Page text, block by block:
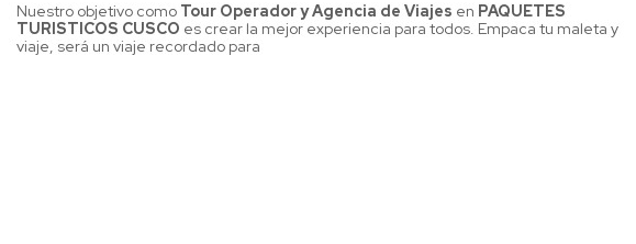
Nuestro objetivo como Tour Operador y Agencia de Viajes en PAQUETES
TURISTICOS CUSCO es crear la mejor experiencia para todos. Empaca tu maleta y
viaje, será un viaje recordado para